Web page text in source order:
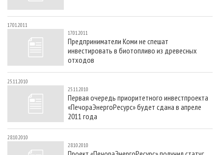
17.01.2011
17.01.2011
Предприниматели Коми не спешат
инвестировать в биотопливо из древесных
отходов
25.11.2010
25.11.2010
Первая очередь приоритетного инвестпроекта
«ПечораЭнергоРесурс» будет сдана в апреле
2011 года
28.10.2010
28.10.2010